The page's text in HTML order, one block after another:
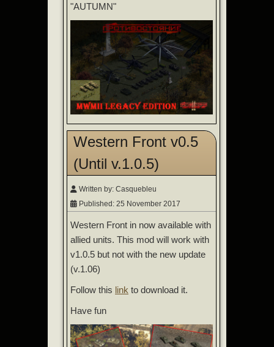
"AUTUMN"
Western Front v0.5
(Until v.1.0.5)
Written by: Casquebleu
Published: 25 November 2017
Western Front in now available with
allied units. This mod will work with
v1.0.5 but not with the new update
(v.1.06)
Follow this link to download it.
Have fun